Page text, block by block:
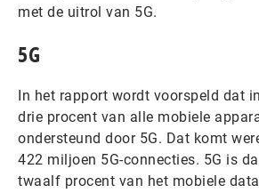
met de uitrol van 5G.
5G
In het rapport wordt voorspeld dat
drie procent van alle mobiele
ondersteund door 5G. Dat komt
422 miljoen 5G-connecties. 5G is
twaalf procent van het mobiele